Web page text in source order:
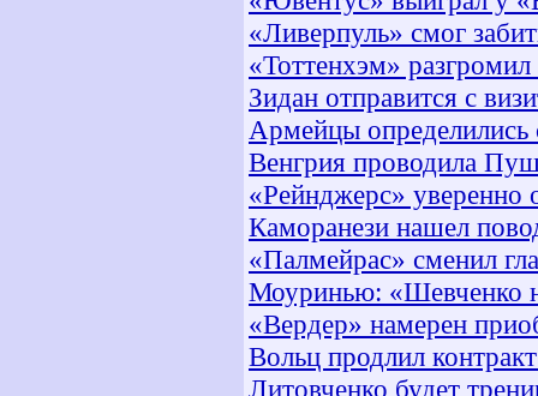
«Ливерпуль» смог
«Тоттенхэм»
Зидан отправится с
Армейцы определились
Венгрия проводила
«Рейнджерс» уверенно
Каморанези нашел
«Палмейрас» сменил
Моуринью: «Шевченко
«Вердер» намерен
Вольц продлил
Литовченко будет